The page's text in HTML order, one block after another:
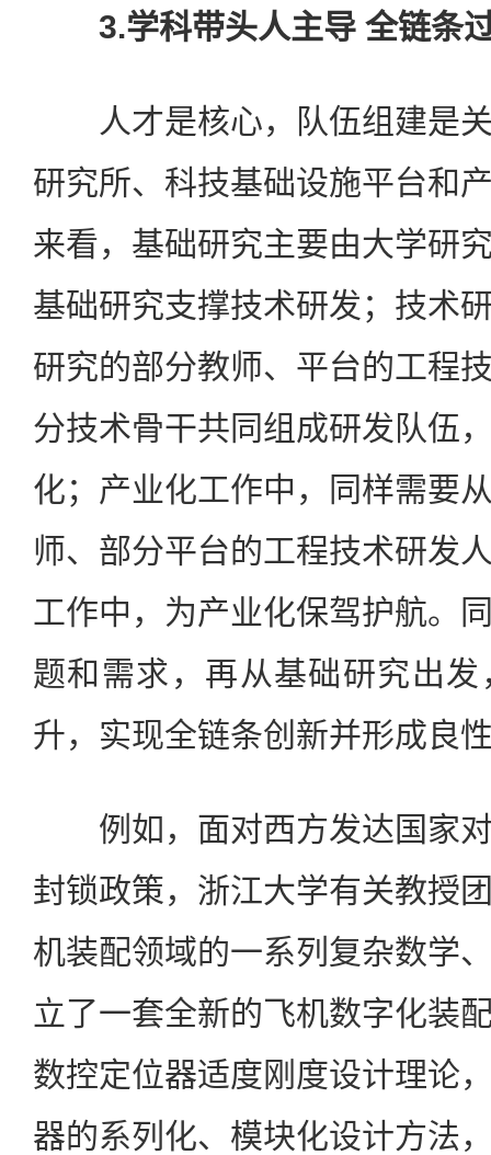
3.学科带头人主导 全链条
人才是核心，队伍组建是关
研究所、科技基础设施平台和
来看，基础研究主要由大学研
基础研究支撑技术研发；技术
研究的部分教师、平台的工程
分技术骨干共同组成研发队伍
化；产业化工作中，同样需要
师、部分平台的工程技术研发
工作中，为产业化保驾护航。
题和需求，再从基础研究出
升，实现全链条创新并形成良
例如，面对西方发达国家对
封锁政策，浙江大学有关教授
机装配领域的一系列复杂数学
立了一套全新的飞机数字化装
数控定位器适度刚度设计理论
器的系列化、模块化设计方法